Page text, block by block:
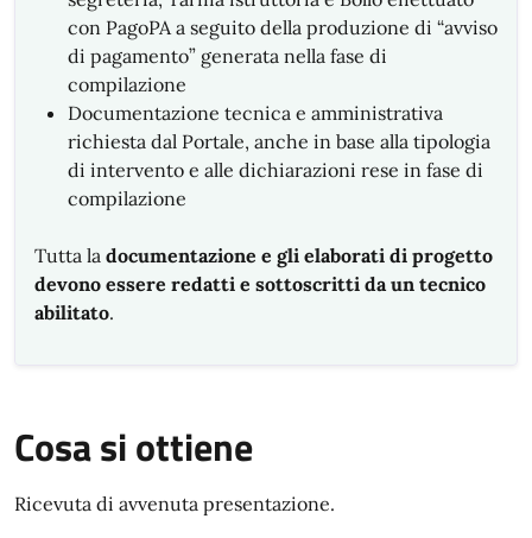
con PagoPA a seguito della produzione di “avviso
di pagamento” generata nella fase di
compilazione
Documentazione tecnica e amministrativa
richiesta dal Portale, anche in base alla tipologia
di intervento e alle dichiarazioni rese in fase di
compilazione
Tutta la documentazione e gli elaborati di progetto
devono essere redatti e sottoscritti da un tecnico
abilitato.
Cosa si ottiene
Ricevuta di avvenuta presentazione.